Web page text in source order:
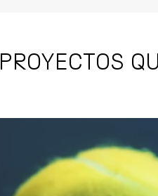
PROYECTOS